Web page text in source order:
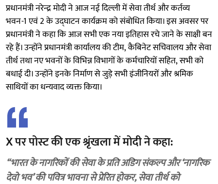
प्रधानमंत्री नरेन्द्र मोदी ने आज नई दिल्ली में सेवा तीर्थ और कर्तव्य
भवन-1 एवं 2 के उद्घाटन कार्यक्रम को संबोधित किया। इस अवसर पर
प्रधानमंत्री ने कहा कि आज सभी एक नया इतिहास रचे जाने के साक्षी बन
रहे हैं। उन्होंने प्रधानमंत्री कार्यालय की टीम, कैबिनेट सचिवालय और सेवा
तीर्थ तथा नए भवनों के विभिन्न विभागों के कर्मचारियों सहित, सभी को
बधाई दी। उन्होंने इनके निर्माण से जुड़े सभी इंजीनियरों और श्रमिक
साथियों का धन्यवाद व्यक्त किया।
X पर पोस्‍ट की एक श्रृंखला में मोदी ने कहा:
“भारत के नागरिकों की सेवा के प्रति अडिग संकल्प और ‘नागरिक
देवो भव’ की पवित्र भावना से प्रेरित होकर, सेवा तीर्थ को